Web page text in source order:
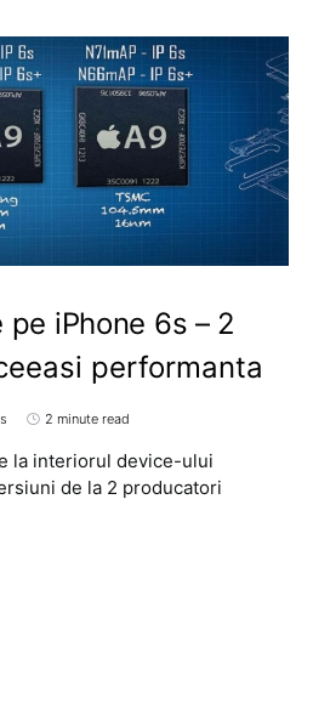
pe iPhone 6s – 2
performanta
2 minute read
la interiorul device-ului
de la 2 producatori